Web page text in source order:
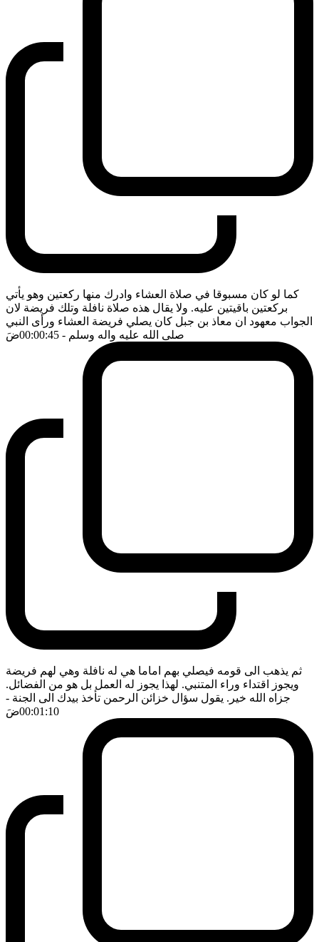
كما لو كان مسبوقا في صلاة العشاء وادرك منها ركعتين وهو يأتي
بركعتين باقيتين عليه. ولا يقال هذه صلاة نافلة وتلك فريضة لان
الجواب معهود ان معاذ بن جبل كان يصلي فريضة العشاء ورأى النبي
صلى الله عليه واله وسلم - 00:00:45 ضَ
ثم يذهب الى قومه فيصلي بهم اماما هي له نافلة وهي لهم فريضة
ويجوز اقتداء وراء المتنبي. لهذا يجوز له العمل بل هو من الفضائل.
جزاه الله خير. يقول سؤال خزائن الرحمن تأخذ بيدك الى الجنة -
00:01:10ضَ